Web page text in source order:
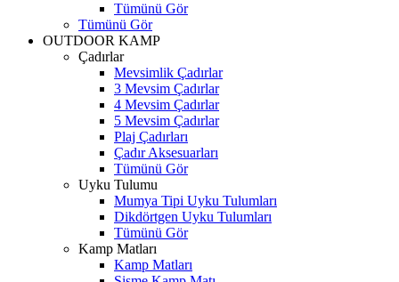
Tümünü Gör
Tümünü Gör
OUTDOOR KAMP
Çadırlar
Mevsimlik Çadırlar
3 Mevsim Çadırlar
4 Mevsim Çadırlar
5 Mevsim Çadırlar
Plaj Çadırları
Çadır Aksesuarları
Tümünü Gör
Uyku Tulumu
Mumya Tipi Uyku Tulumları
Dikdörtgen Uyku Tulumları
Tümünü Gör
Kamp Matları
Kamp Matları